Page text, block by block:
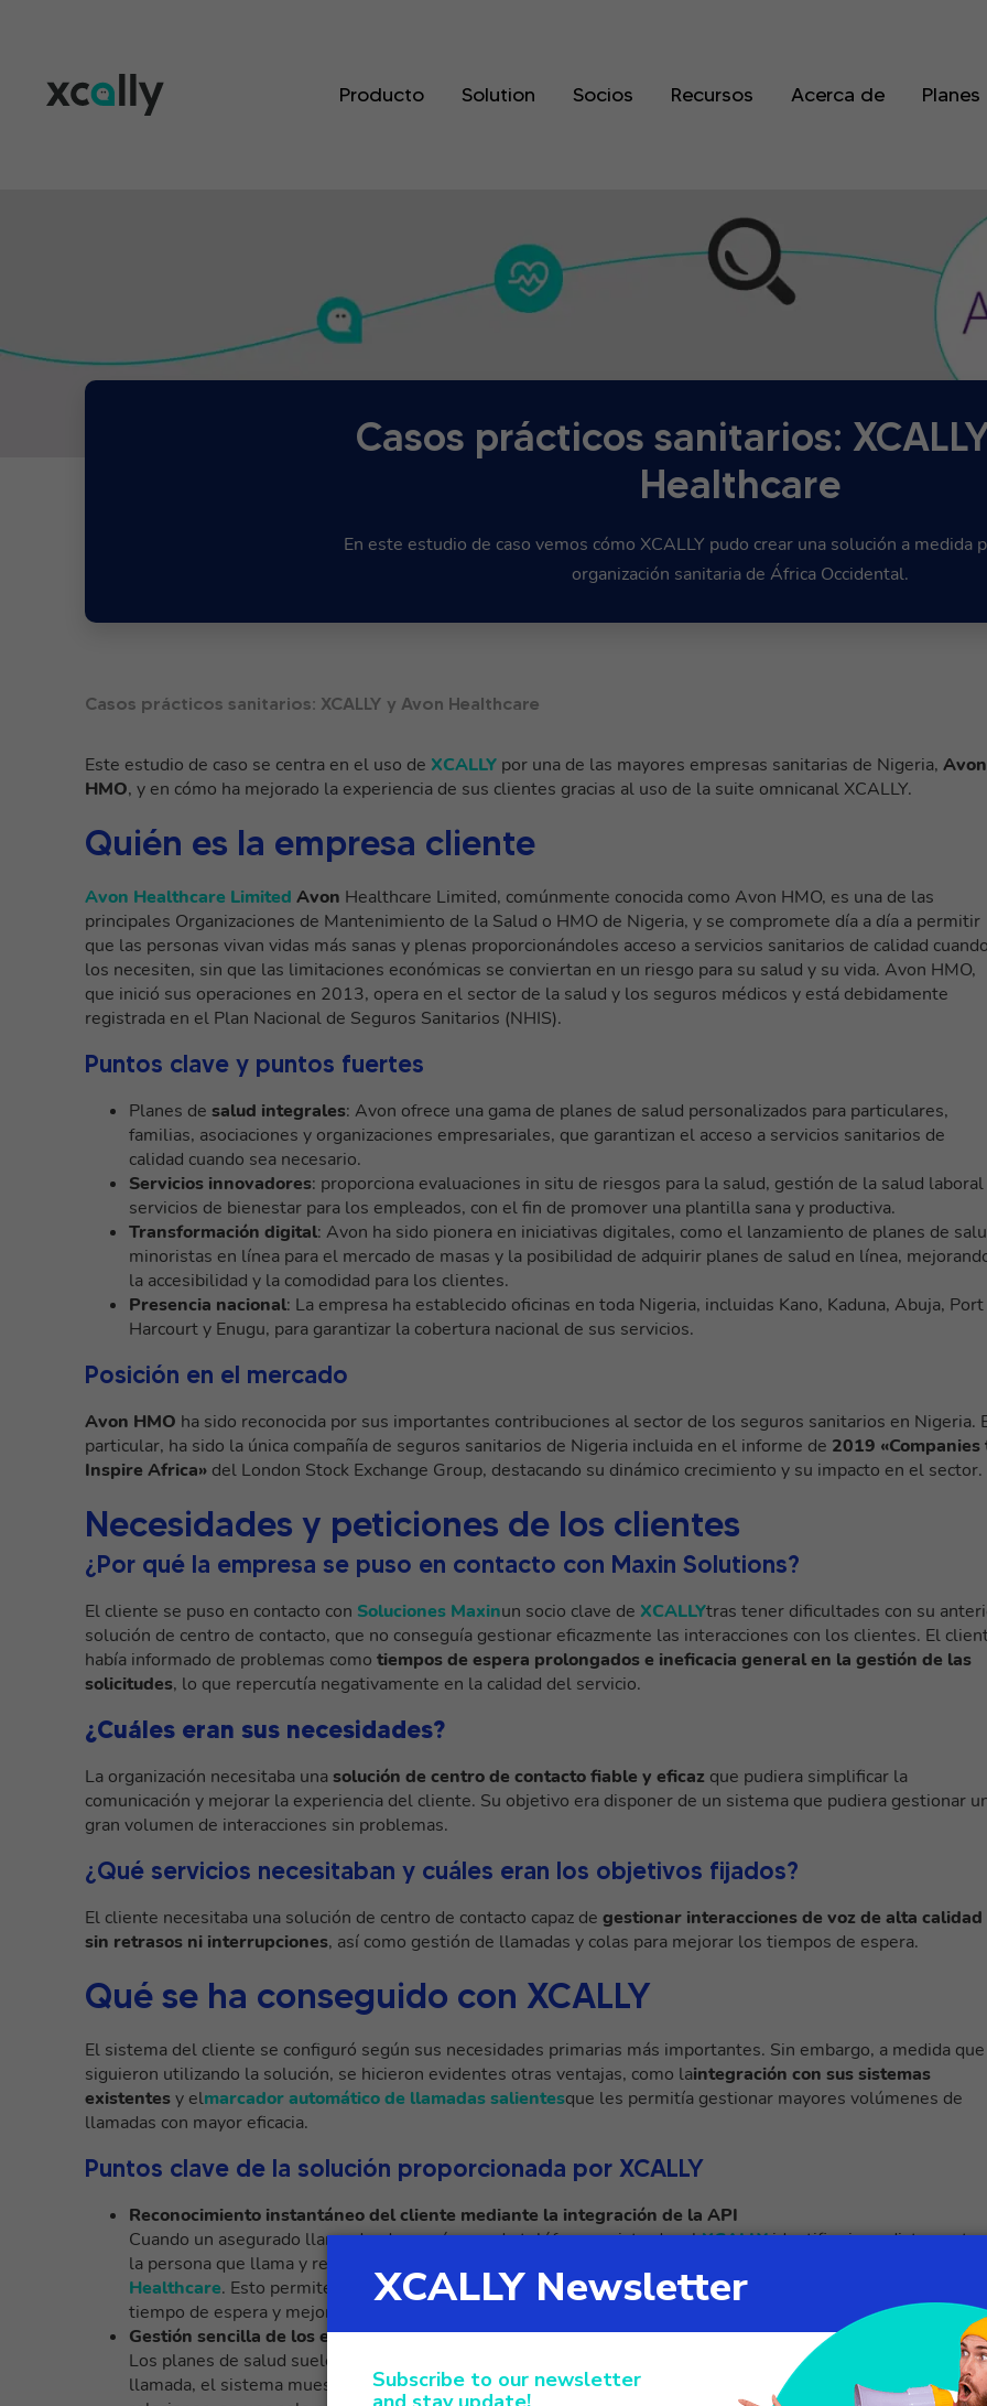
Producto Solution Socios Recursos Acerca de Planes
Casos prácticos sanitarios:
Healthcare
En este estudio de caso vemos cómo XCALLY pudo crear una solución a medida
organización sanitaria de África Occidental.
Casos prácticos sanitarios: XCALLY y Avon Healthcare
Este estudio de caso se centra en el uso de XCALLY por una de las mayores empresas sanitarias de Nigeria, Avon
HMO, y en cómo ha mejorado la experiencia de sus clientes gracias al uso de la suite omnicanal XCALLY.
Quién es la empresa cliente
Avon Healthcare Limited Avon Healthcare Limited, comúnmente conocida como Avon HMO, es una de las
principales Organizaciones de Mantenimiento de la Salud o HMO de Nigeria, y se compromete día a día a permitir
que las personas vivan vidas más sanas y plenas proporcionándoles acceso a servicios sanitarios de calidad cuando
los necesiten, sin que las limitaciones económicas se conviertan en un riesgo para su salud y su vida. Avon HMO,
que inició sus operaciones en 2013, opera en el sector de la salud y los seguros médicos y está debidamente
registrada en el Plan Nacional de Seguros Sanitarios (NHIS).
Puntos clave y puntos fuertes
Planes de salud integrales: Avon ofrece una gama de planes de salud personalizados para particulares,
familias, asociaciones y organizaciones empresariales, que garantizan el acceso a servicios sanitarios de
calidad cuando sea necesario.
Servicios innovadores: proporciona evaluaciones in situ de riesgos para la salud, gestión de la salud
servicios de bienestar para los empleados, con el fin de promover una plantilla sana y productiva.
Transformación digital: Avon ha sido pionera en iniciativas digitales, como el lanzamiento de planes de
minoristas en línea para el mercado de masas y la posibilidad de adquirir planes de salud en línea,
la accesibilidad y la comodidad para los clientes.
Presencia nacional: La empresa ha establecido oficinas en toda Nigeria, incluidas Kano, Kaduna, Abuja, Port
Harcourt y Enugu, para garantizar la cobertura nacional de sus servicios.
Posición en el mercado
Avon HMO ha sido reconocida por sus importantes contribuciones al sector de los seguros sanitarios en Nigeria.
particular, ha sido la única compañía de seguros sanitarios de Nigeria incluida en el informe de 2019 «Companies
Inspire Africa» del London Stock Exchange Group, destacando su dinámico crecimiento y su impacto en el sector.
Necesidades y peticiones de los clientes
¿Por qué la empresa se puso en contacto con Maxin Solutions?
El cliente se puso en contacto con Soluciones Maxinun socio clave de XCALLYtras tener dificultades con su
solución de centro de contacto, que no conseguía gestionar eficazmente las interacciones con los clientes. El
había informado de problemas como tiempos de espera prolongados e ineficacia general en la gestión de las
solicitudes, lo que repercutía negativamente en la calidad del servicio.
¿Cuáles eran sus necesidades?
La organización necesitaba unasolución de centro de contacto fiable y eficaz que pudiera simplificar la
comunicación y mejorar la experiencia del cliente. Su objetivo era disponer de un sistema que pudiera gestionar
gran volumen de interacciones sin problemas.
¿Qué servicios necesitaban y cuáles eran los objetivos fijados?
El cliente necesitaba una solución de centro de contacto capaz de gestionar interacciones de voz de alta calidad
sin retrasos ni interrupciones, así como gestión de llamadas y colas para mejorar los tiempos de espera.
Qué se ha conseguido con XCALLY
El sistema del cliente se configuró según sus necesidades primarias más importantes. Sin embargo, a medida que
siguieron utilizando la solución, se hicieron evidentes otras ventajas, como laintegración con sus sistemas
existentesy elmarcador automático de llamadas salientesque les permitía gestionar mayores volúmenes de
llamadas con mayor eficacia.
Puntos clave de la solución proporcionada por XCALLY
Reconocimiento instantáneo del cliente mediante la integración de la API
Cuando un asegurado llama desde su número de teléfono registrado, elXCALLYidentifica inmediatamente
la persona que llama y recupera sus datos a través de una
Healthcare. Esto permite a los agentes ver inmediatamente los datos de la persona que llama, reduciendo el
tiempo de espera y mejorando la experiencia general del cliente.
Gestión sencilla de los empleados (mediante el Perfil de Llamada Mejorado)
Los planes de salud suelen incluir varios empleados, y
simplifica su gestión. Una vez conectada la
llamada, el sistema muestra a todos los empleados vinculados a la póliza del llamante, incluidos nombres y